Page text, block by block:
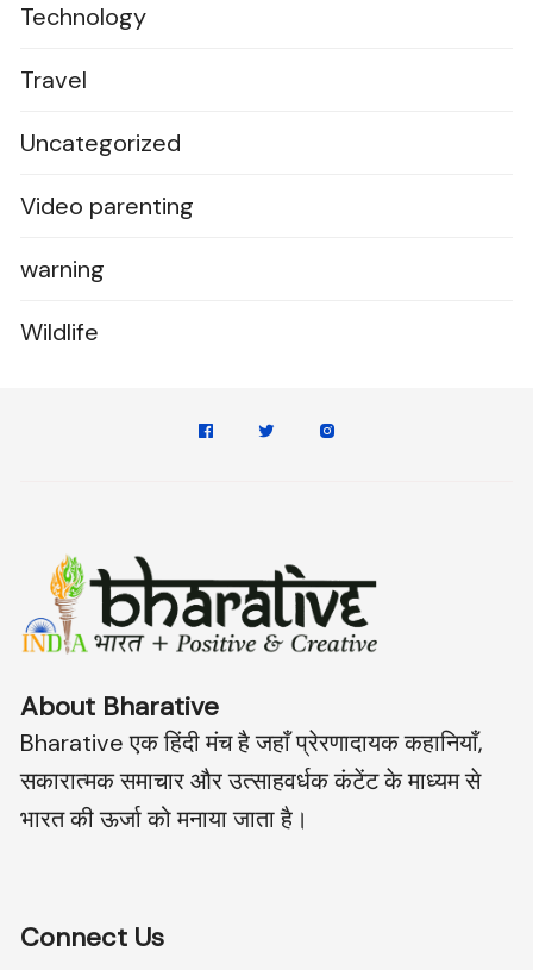
Technology
Travel
Uncategorized
Video parenting
warning
Wildlife
About Bharative
Bharative एक हिंदी मंच है जहाँ प्रेरणादायक कहानियाँ,
सकारात्मक समाचार और उत्साहवर्धक कंटेंट के माध्यम से
भारत की ऊर्जा को मनाया जाता है।
Connect Us